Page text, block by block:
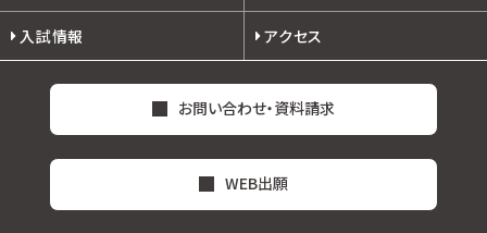
入試情報 アクセス
お問い合わせ・資料請求
WEB出願